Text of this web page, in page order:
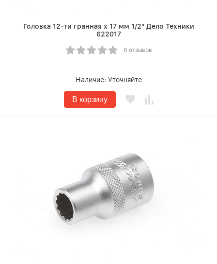
Головка 12-ти гранная х 17 мм 1/2" Дело Техники
622017
0 отзывов
Наличие: Уточняйте
В корзину